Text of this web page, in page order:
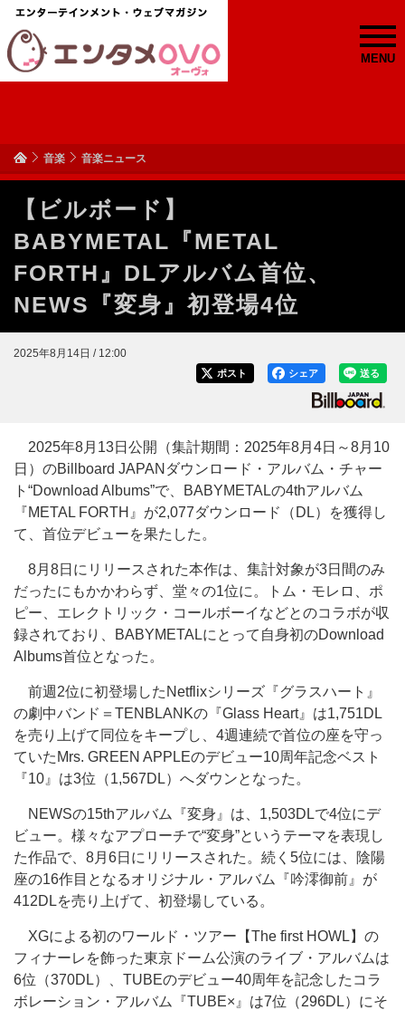
MENU
音楽 音楽ニュース
【ビルボード】
BABYMETAL『METAL
FORTH』DLアルバム首位、
NEWS『変身』初登場4位
2025年8月14日 / 12:00
送る
シェア
ポスト
2025年8月13日公開（集計期間：2025年8月4日～8月10
日）のBillboard JAPANダウンロード・アルバム・チャー
ト“Download Albums”で、BABYMETALの4thアルバム
『METAL FORTH』が2,077ダウンロード（DL）を獲得し
て、首位デビューを果たした。
8月8日にリリースされた本作は、集計対象が3日間のみ
だったにもかかわらず、堂々の1位に。トム・モレロ、ポ
ピー、エレクトリック・コールボーイなどとのコラボが収
録されており、BABYMETALにとって自身初のDownload
Albums首位となった。
前週2位に初登場したNetflixシリーズ『グラスハート』
の劇中バンド＝TENBLANKの『Glass Heart』は1,751DL
を売り上げて同位をキープし、4週連続で首位の座を守っ
ていたMrs. GREEN APPLEのデビュー10周年記念ベスト
『10』は3位（1,567DL）へダウンとなった。
NEWSの15thアルバム『変身』は、1,503DLで4位にデ
ビュー。様々なアプローチで“変身”というテーマを表現し
た作品で、8月6日にリリースされた。続く5位には、陰陽
座の16作目となるオリジナル・アルバム『吟澪御前』が
412DLを売り上げて、初登場している。
XGによる初のワールド・ツアー【The first HOWL】の
フィナーレを飾った東京ドーム公演のライブ・アルバムは
6位（370DL）、TUBEのデビュー40周年を記念したコラ
ボレーション・アルバム『TUBE×』は7位（296DL）にそ